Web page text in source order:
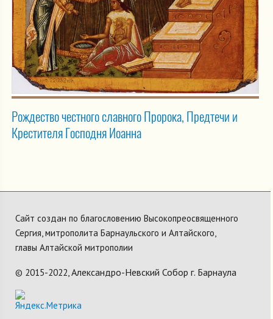
Рождество честного славного Пророка, Предтечи и
Крестителя Господня Иоанна
Сайт создан по благословению Высокопреосвященного
Сергия, митрополита Барнаульского и Алтайского,
главы Алтайской митрополии
© 2015-2022,Александро-Невский Собор г. Барнаула